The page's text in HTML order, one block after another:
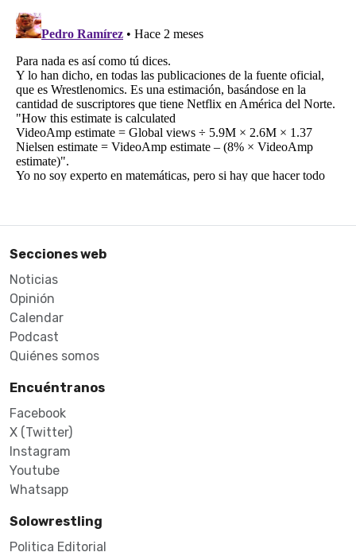
Secciones web
Noticias
Opinión
Calendar
Podcast
Quiénes somos
Encuéntranos
Facebook
X (Twitter)
Instagram
Youtube
Whatsapp
Solowrestling
Politica Editorial